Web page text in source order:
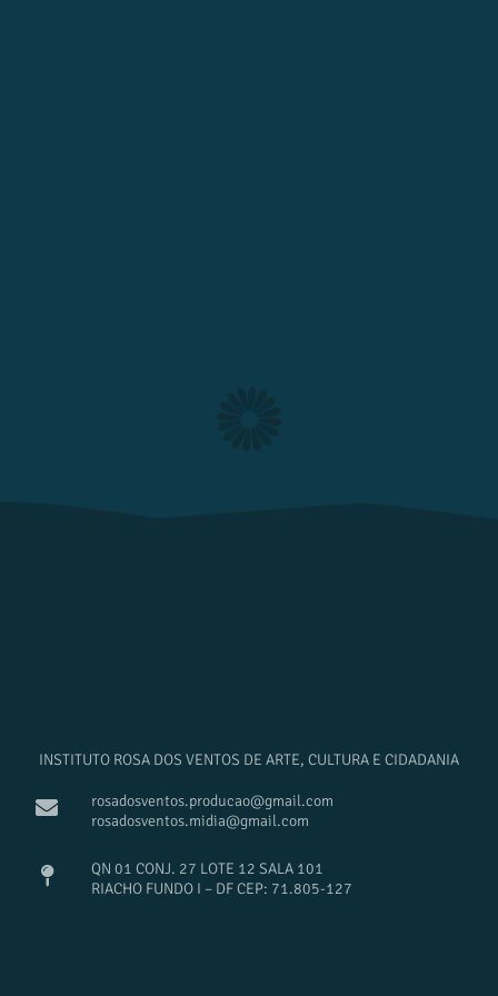
INSTITUTO ROSA DOS VENTOS DE ARTE, CULTURA E CIDADANIA
rosadosventos.producao@gmail.com
rosadosventos.midia@gmail.com
QN 01 CONJ. 27 LOTE 12 SALA 101
RIACHO FUNDO I – DF CEP: 71.805-127